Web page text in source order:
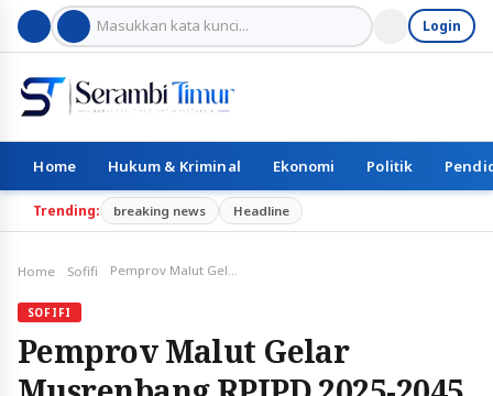
Login
Home Hukum & Kriminal Ekonomi Politik
Trending: breaking news Headline
Home Sofifi Pemprov Malut Gelar Musrenbang RPJPD 2025-2045
SOFIFI
Pemprov Malut Gelar